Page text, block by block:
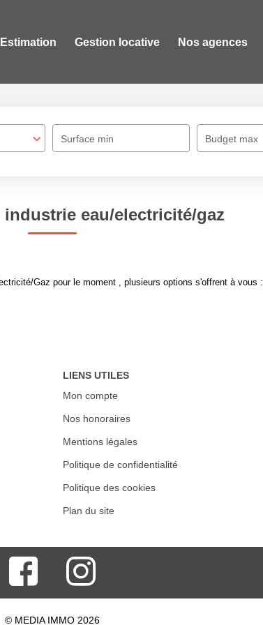
Estimation Gestion locative Nos agences
Surface min Budget max
eau/electricité/gaz
Gaz pour le moment , plusieurs options s'offrent à vous :
LIENS UTILES
Mon compte
Nos honoraires
Mentions légales
Politique de confidentialité
Politique des cookies
Plan du site
© MEDIA IMMO 2026